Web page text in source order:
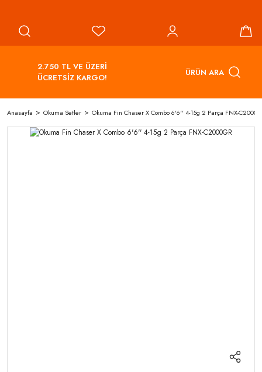
2.750 TL VE ÜZERİ
ÜCRETSİZ KARGO!
ÜRÜN ARA
Anasayfa Okuma Setler Okuma Fin Chaser X Combo 6'6'' 4-15g 2 Parça FNX-